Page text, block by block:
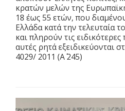
κρατών μελών της
18 έως 55 ετών, που
Ελλάδα κατά την τελευταία
και πληρούν τις
αυτές ρητά εξειδικεύονται
4029/ 2011 (Α΄ 245)